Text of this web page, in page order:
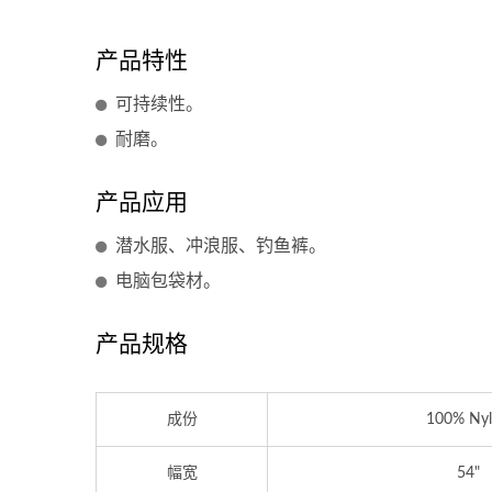
产品特性
可持续性。
耐磨。
产品应用
潜水服、冲浪服、钓鱼裤。
电脑包袋材。
产品规格
成份 100%
幅宽 54"